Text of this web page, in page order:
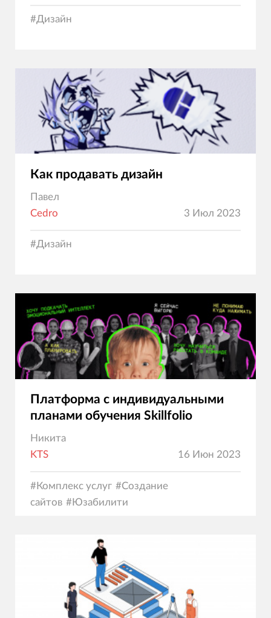
#Дизайн
Как продавать дизайн
Павел
Cedro
3 Июл 2023
#Дизайн
Платформа с индивидуальными
планами обучения Skillfolio
Никита
KTS
16 Июн 2023
#Комплекс услуг #Создание
сайтов #Юзабилити